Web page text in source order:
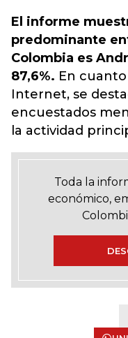
El informe
predominante
Colombia es
87,6%. En
Internet, se
encuestados
la actividad
Toda la
económico,